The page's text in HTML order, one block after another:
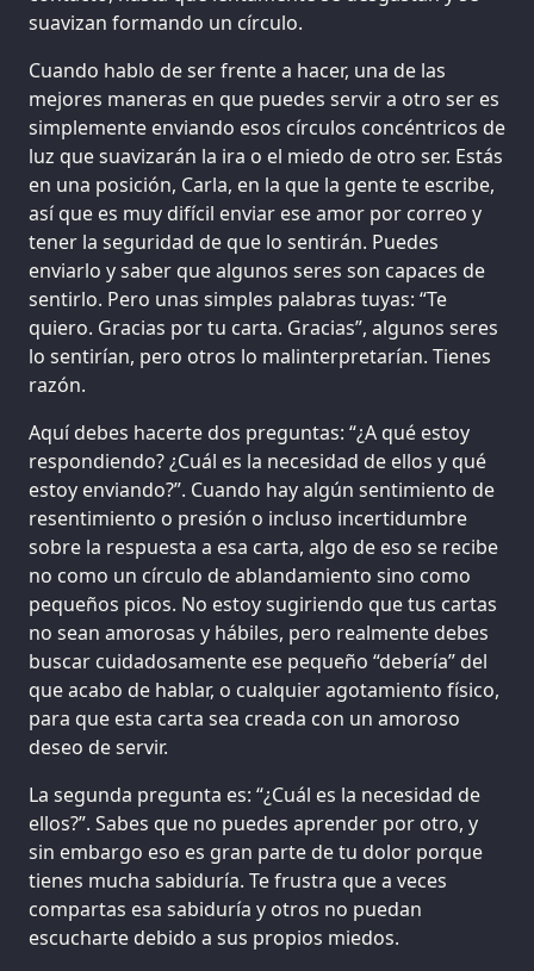
suavizan formando un círculo.
Cuando hablo de ser frente a hacer, una de las
mejores maneras en que puedes servir a otro ser es
simplemente enviando esos círculos concéntricos de
luz que suavizarán la ira o el miedo de otro ser. Estás
en una posición, Carla, en la que la gente te escribe,
así que es muy difícil enviar ese amor por correo y
tener la seguridad de que lo sentirán. Puedes
enviarlo y saber que algunos seres son capaces de
sentirlo. Pero unas simples palabras tuyas: “Te
quiero. Gracias por tu carta. Gracias”, algunos seres
lo sentirían, pero otros lo malinterpretarían. Tienes
razón.
Aquí debes hacerte dos preguntas: “¿A qué estoy
respondiendo? ¿Cuál es la necesidad de ellos y qué
estoy enviando?”. Cuando hay algún sentimiento de
resentimiento o presión o incluso incertidumbre
sobre la respuesta a esa carta, algo de eso se recibe
no como un círculo de ablandamiento sino como
pequeños picos. No estoy sugiriendo que tus cartas
no sean amorosas y hábiles, pero realmente debes
buscar cuidadosamente ese pequeño “debería” del
que acabo de hablar, o cualquier agotamiento físico,
para que esta carta sea creada con un amoroso
deseo de servir.
La segunda pregunta es: “¿Cuál es la necesidad de
ellos?”. Sabes que no puedes aprender por otro, y
sin embargo eso es gran parte de tu dolor porque
tienes mucha sabiduría. Te frustra que a veces
compartas esa sabiduría y otros no puedan
escucharte debido a sus propios miedos.